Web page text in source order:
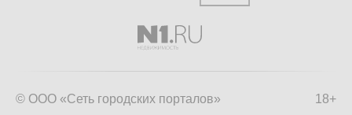
18+
© ООО «Сеть городских порталов»